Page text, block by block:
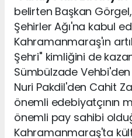
belirten Başkan Görgel,
Şehirler Ağı'na kabul
Kahramanmaraş'ın
Şehri" kimliğini de
Sümbülzade Vehbi'den
Nuri Pakdil'den Cahit
önemli edebiyatçının
önemli pay sahibi
Kahramanmaraş'ta